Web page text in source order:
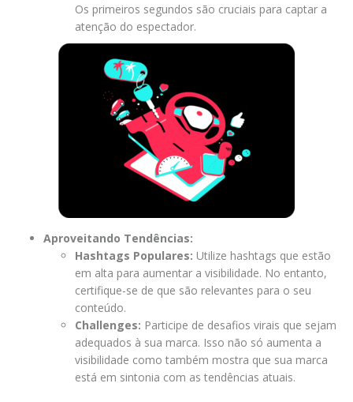
Os primeiros segundos são cruciais para captar a
atenção do espectador.
Aproveitando Tendências:
Hashtags Populares: Utilize hashtags que estão
em alta para aumentar a visibilidade. No entanto,
certifique-se de que são relevantes para o seu
conteúdo.
Challenges: Participe de desafios virais que sejam
adequados à sua marca. Isso não só aumenta a
visibilidade como também mostra que sua marca
está em sintonia com as tendências atuais.